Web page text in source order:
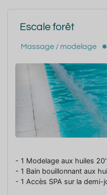
Escale forêt
Massage / modelage
- 1 Modelage aux huiles 20'
- 1 Bain bouillonnant aux
- 1 Accès SPA sur la demi-